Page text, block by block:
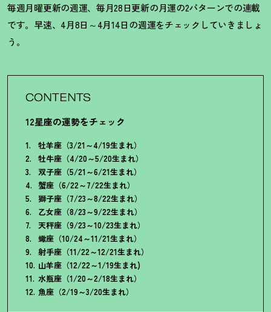
毎週月曜更新の週運、毎月28日更新の月運の2パターンでの連載
です。早速、4月8日～4月14日の週運をチェックしていきましょ
う。
CONTENTS
12星座の運勢をチェック
牡羊座（3/21～4/19生まれ）
牡牛座（4/20～5/20生まれ）
双子座（5/21～6/21生まれ）
蟹座（6/22～7/22生まれ）
獅子座（7/23～8/22生まれ）
乙女座（8/23～9/22生まれ）
天秤座（9/23～10/23生まれ）
蠍座（10/24～11/21生まれ）
射手座（11/22～12/21生まれ）
山羊座（12/22～1/19生まれ)
水瓶座（1/20～2/18生まれ）
魚座（2/19～3/20生まれ）